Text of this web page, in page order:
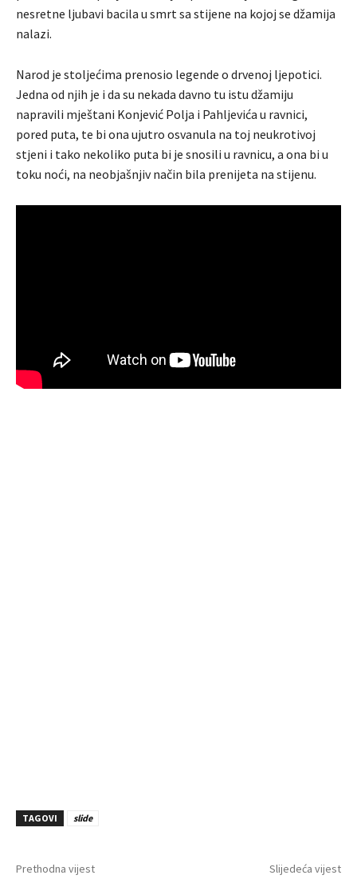
nesretne ljubavi bacila u smrt sa stijene na kojoj se džamija
nalazi.
Narod je stoljećima prenosio legende o drvenoj ljepotici.
Jedna od njih je i da su nekada davno tu istu džamiju
napravili mještani Konjević Polja i Pahljevića u ravnici,
pored puta, te bi ona ujutro osvanula na toj neukrotivoj
stjeni i tako nekoliko puta bi je snosili u ravnicu, a ona bi u
toku noći, na neobjašnjiv način bila prenijeta na stijenu.
TAGOVI slide
Prethodna vijest Slijedeća vijest